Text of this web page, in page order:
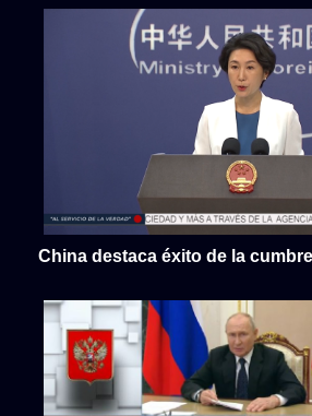
China destaca éxito de la